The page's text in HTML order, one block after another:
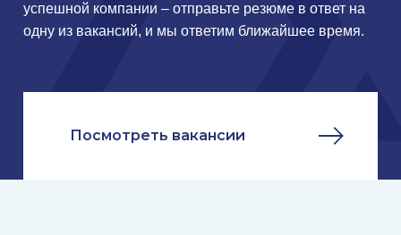
успешной компании – отправьте резюме в ответ на
одну из вакансий, и мы ответим ближайшее время.
Посмотреть вакансии